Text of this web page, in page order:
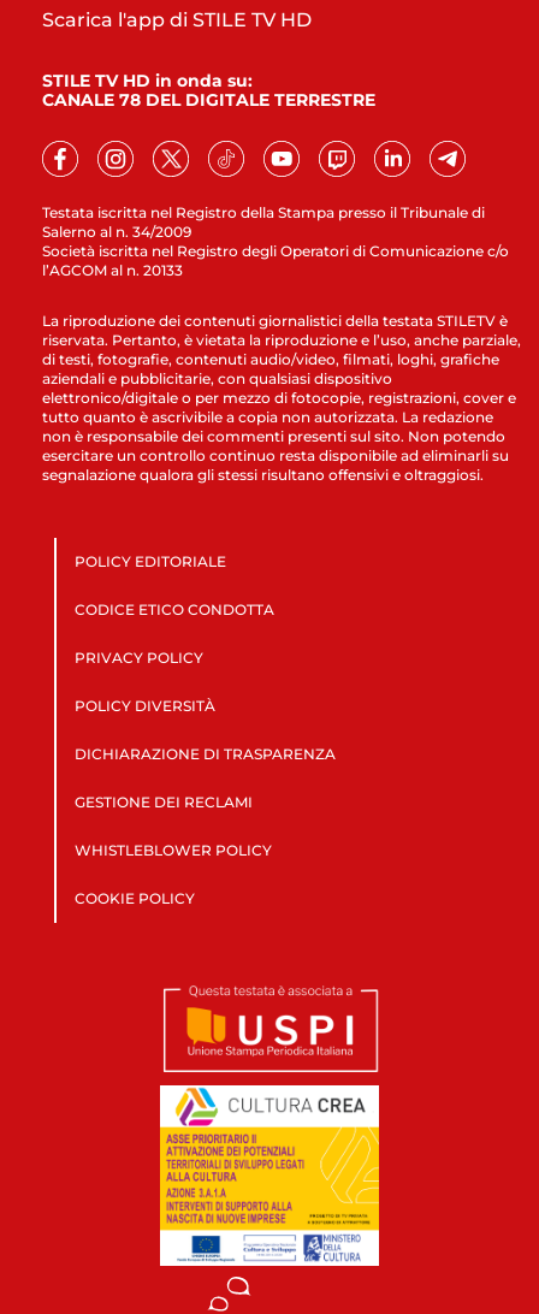
Testata iscritta nel Registro della Stampa presso il Tribunale di
Salerno al n. 34/2009
Società iscritta nel Registro degli Operatori di Comunicazione c/o
l’AGCOM al n. 20133
Scarica l'app di STILE TV HD
STILE TV HD in onda su:
CANALE 78 DEL DIGITALE TERRESTRE
La riproduzione dei contenuti giornalistici della testata STILETV è
riservata. Pertanto, è vietata la riproduzione e l’uso, anche parziale,
di testi, fotografie, contenuti audio/video, filmati, loghi, grafiche
aziendali e pubblicitarie, con qualsiasi dispositivo
elettronico/digitale o per mezzo di fotocopie, registrazioni, cover e
tutto quanto è ascrivibile a copia non autorizzata. La redazione
non è responsabile dei commenti presenti sul sito. Non potendo
esercitare un controllo continuo resta disponibile ad eliminarli su
segnalazione qualora gli stessi risultano offensivi e oltraggiosi.
POLICY EDITORIALE
CODICE ETICO CONDOTTA
PRIVACY POLICY
POLICY DIVERSITÀ
DICHIARAZIONE DI TRASPARENZA
GESTIONE DEI RECLAMI
WHISTLEBLOWER POLICY
COOKIE POLICY